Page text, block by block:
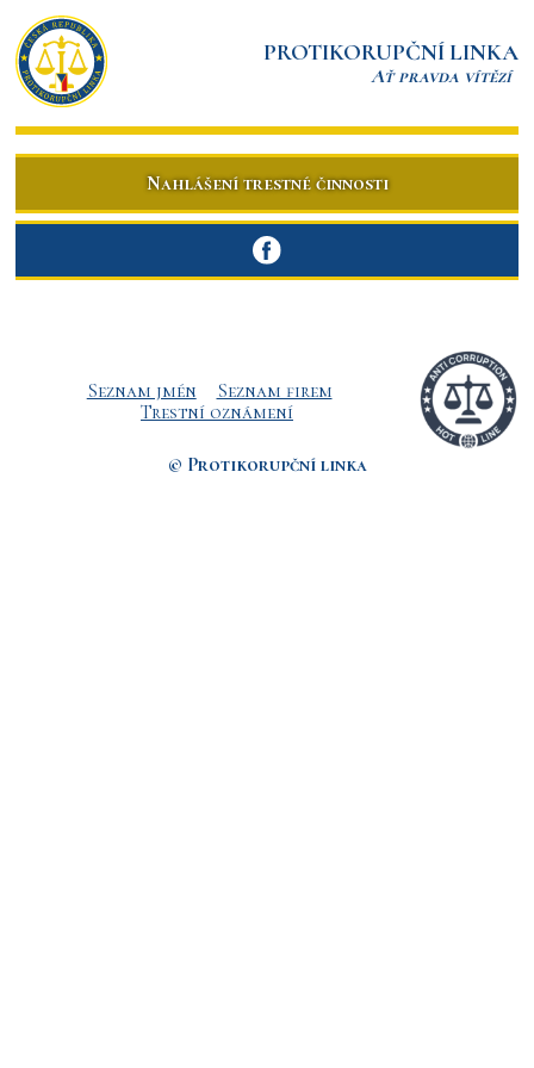
PROTIKORUPČNÍ LINKA
Ať pravda vítězí
Nahlášení trestné činnosti
Seznam jmén
Seznam firem
Trestní oznámení
© Protikorupční linka